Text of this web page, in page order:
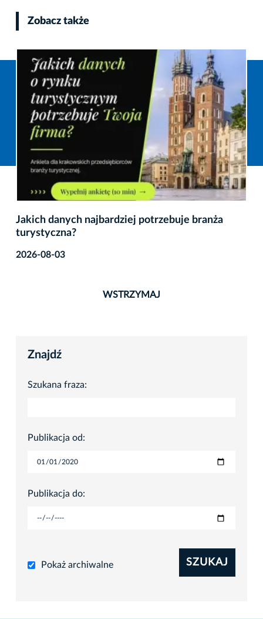
Zobacz także
Jakich danych najbardziej potrzebuje branża
turystyczna?
2026-08-03
WSTRZYMAJ
Znajdź
Szukana fraza:
Publikacja od:
Publikacja do:
Pokaż archiwalne SZUKAJ